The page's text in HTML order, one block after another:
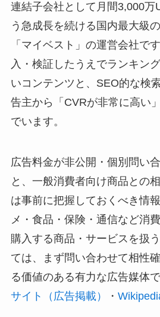
連結子会社として月間3,000万
う急成長を続ける国内最大級
「マイベスト」の運営会社で
入・検証したうえでランキン
いコンテンツと、SEO的な検
告主から「CVRが非常に高い
でいます。
広告料金が非公開・個別問い
と、一般消費者向け商品との
は事前に把握しておくべき情
メ・食品・保険・通信など消
購入する商品・サービスを扱
ては、まず問い合わせて相性
る価値のある有力な広告媒体
サイト（広告掲載）
・